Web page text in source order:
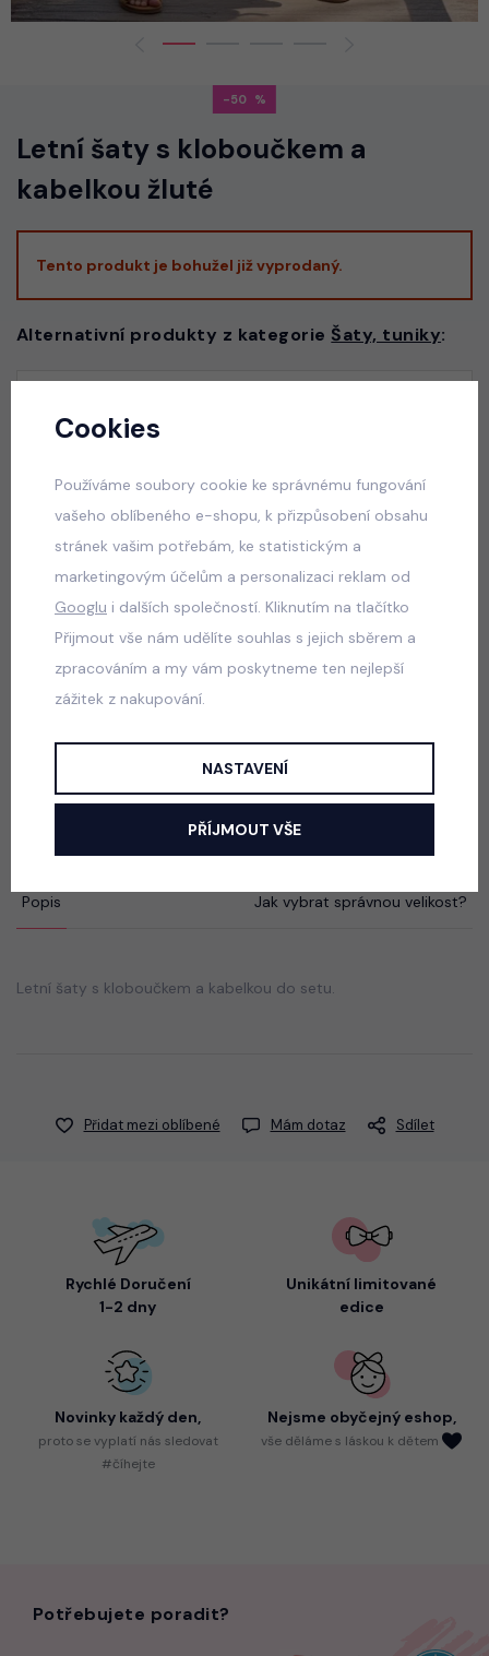
-50
Letní šaty s kloboučkem a
kabelkou žluté
Tento produkt je bohužel již vyprodaný.
Alternativní produkty z kategorie Šaty, tuniky:
Luxury lila/white dress - slavnostní dívčí šaty
550 Kč
Luxury royal blue dress
skladem
550 Kč
Popis Jak vybrat správnou velikost?
Letní šaty s kloboučkem a kabelkou do setu.
Přidat mezi oblíbené Mám dotaz Sdílet
Rychlé Doručení
1-2 dny
Unikátní limitované
edice
Novinky každý den,
protose vyplatí nás sledovat
#číhejte
Nejsme obyčejný eshop,
vše děláme s láskou k dětem
Potřebujete poradit?
Cookies
Používáme soubory cookie ke správnému fungování
vašeho oblíbeného e-shopu, k přizpůsobení obsahu
stránek vašim potřebám, ke statistickým a
marketingovým účelům a personalizaci reklam od
Googlu i dalších společností. Kliknutím na tlačítko
Přijmout vše nám udělíte souhlas s jejich sběrem a
zpracováním a my vám poskytneme ten nejlepší
zážitek z nakupování.
NASTAVENÍ
PŘÍJMOUT VŠE